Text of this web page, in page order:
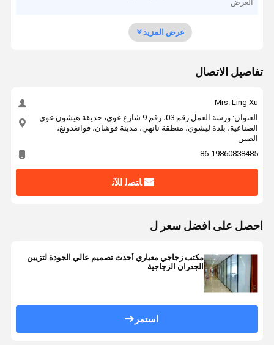
العرض
عرض المزيد
تفاصيل الاتصال
Mrs. Ling Xu
العنوان: ورشة العمل رقم 03، رقم 9 شارع غوي، حديقة هيشون غوي
الصناعية، بلدة ليشوي، منطقة نانهي، مدينة فوشان، قوانغدونغ،
الصين
86-19860838485
ﺎﺘﺼﻟ ﺍﻶﻧ
احصل على افضل سعر ل
مكتب زجاجي معياري أحدث تصميم عالي الجودة لتزيين
الجدران الزجاجية
استمر